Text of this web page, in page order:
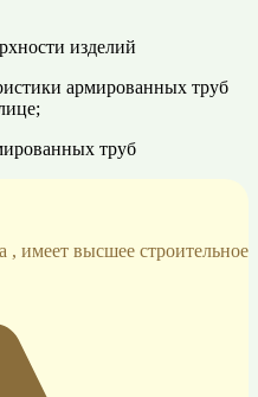
армированных труб
, имеет высшее строительное